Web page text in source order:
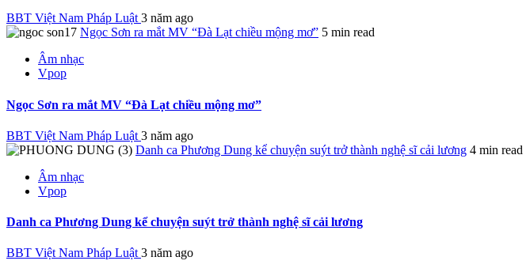
BBT Việt Nam Pháp Luật 3 năm ago
Ngọc Sơn ra mắt MV “Đà Lạt chiều mộng mơ” 5 min read
Âm nhạc
Vpop
Ngọc Sơn ra mắt MV “Đà Lạt chiều mộng mơ”
BBT Việt Nam Pháp Luật 3 năm ago
Danh ca Phương Dung kể chuyện suýt trở thành nghệ sĩ cải lương 4 min read
Âm nhạc
Vpop
Danh ca Phương Dung kể chuyện suýt trở thành nghệ sĩ cải lương
BBT Việt Nam Pháp Luật 3 năm ago